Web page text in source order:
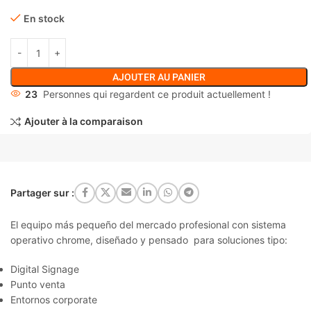
En stock
AJOUTER AU PANIER
23 Personnes qui regardent ce produit actuellement !
Ajouter à la comparaison
Partager sur :
El equipo más pequeño del mercado profesional con sistema
operativo chrome, diseñado y pensado para soluciones tipo:
Digital Signage
Punto venta
Entornos corporate